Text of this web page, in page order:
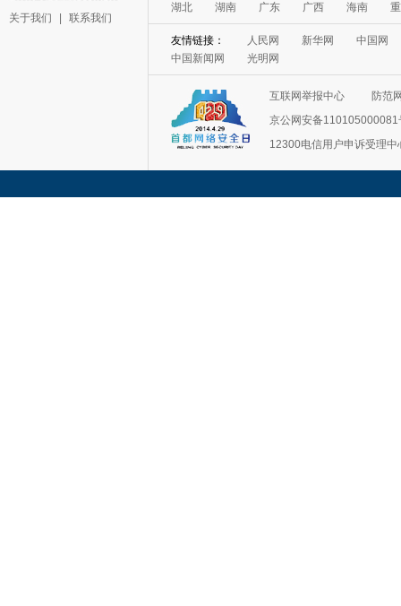
关于我们 联系我们
湖北
湖南 广东 广西 海南
友情链接： 人民网 新华网
中国网
中国新闻网
光明网
互联网举报中心
防范
京公网安备110105000081
12300电信用户申诉受理中